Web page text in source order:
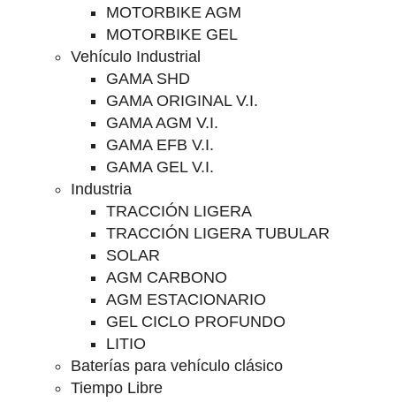
MOTORBIKE AGM
MOTORBIKE GEL
Vehículo Industrial
GAMA SHD
GAMA ORIGINAL V.I.
GAMA AGM V.I.
GAMA EFB V.I.
GAMA GEL V.I.
Industria
TRACCIÓN LIGERA
TRACCIÓN LIGERA TUBULAR
SOLAR
AGM CARBONO
AGM ESTACIONARIO
GEL CICLO PROFUNDO
LITIO
Baterías para vehículo clásico
Tiempo Libre